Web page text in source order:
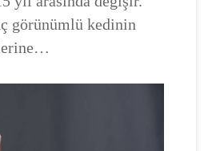
görünümlü kedinin